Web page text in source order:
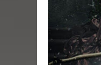
Parte 05:
Parte 04: